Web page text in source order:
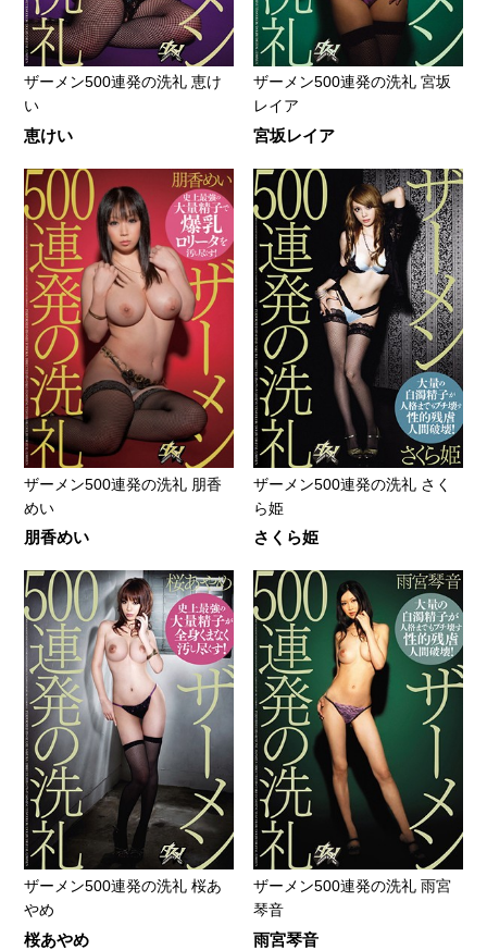
ザーメン500連発の洗礼 恵け
い
恵けい
ザーメン500連発の洗礼 宮坂
レイア
宮坂レイア
ザーメン500連発の洗礼 朋香
めい
朋香めい
ザーメン500連発の洗礼 さく
ら姫
さくら姫
ザーメン500連発の洗礼 桜あ
やめ
桜あやめ
ザーメン500連発の洗礼 雨宮
琴音
雨宮琴音